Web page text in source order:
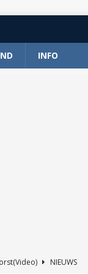
INFO
NIEUWS